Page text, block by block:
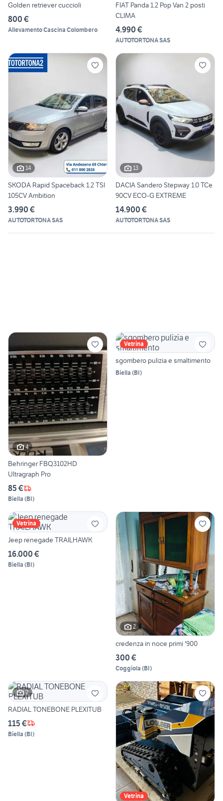
Golden retriever cuccioli
800 €
Allevamento Cascina Colombero
FIAT Panda 1.2 Pop Van 2 posti
CLIMA
4.990 €
AUTOTORTONA SAS
14
SKODA Rapid Spaceback 1.2 TSI
105CV Ambition
3.990 €
AUTOTORTONA SAS
13
DACIA Sandero Stepway 1.0 TCe
90CV ECO-G EXTREME
14.900 €
AUTOTORTONA SAS
4
Behringer FBQ3102HD
Ultragraph Pro
85 €
Biella (BI)
Vetrina
sgombero pulizia e smaltimento
Biella (BI)
Vetrina
Jeep renegade TRAILHAWK
16.000 €
Biella (BI)
2
credenza in noce primi '900
300 €
Coggiola (BI)
2
RADIAL TONEBONE PLEXITUB
115 €
Biella (BI)
Vetrina